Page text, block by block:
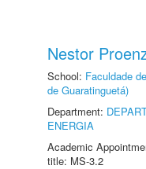
Nestor
School: Faculdade
de Guaratinguetá)
Department:
ENERGIA
Academic
title: MS-3.2